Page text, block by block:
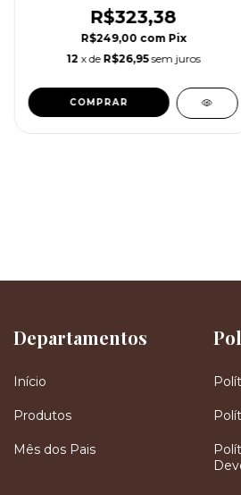
R$323,38
R$249,00 com Pix
12 x de R$26,95 sem juros
COMPRAR
Departamentos
Início
Produtos
Mês dos Pais